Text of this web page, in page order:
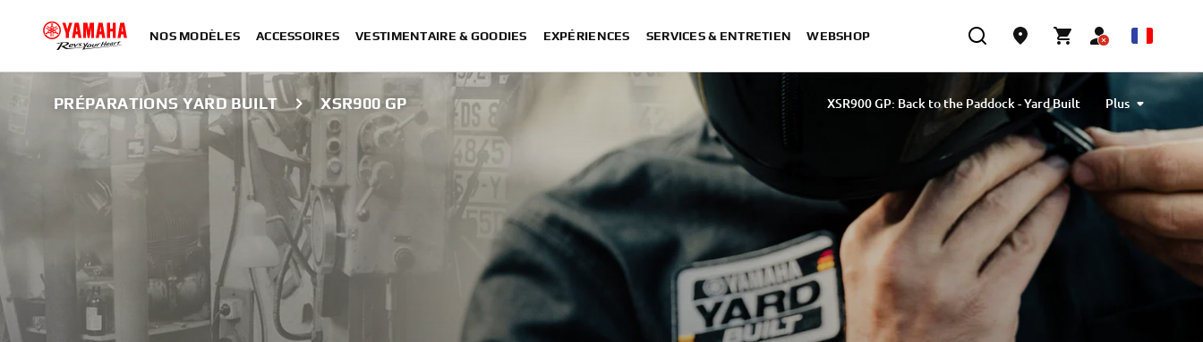
NOS MODÈLES ACCESSOIRES VESTIMENTAIRE & GOODIES EXPÉRIENCES SERVICES & ENTRETIEN WEBSHOP
PRÉPARATIONS YARD BUILT XSR900 GP
XSR900 GP: Back to the Paddock - Yard Built
XSR900 GP: Back to the Paddock - Customisation phase
XSR900 GP: Back to the Paddock - Wheels & Waves festival
Back to the Paddock: by Yamaha Motor Europe
Back to the Paddock: by Yamaha Motor Spain
Back to the Paddock - by Yamaha Motor Europe
Back to the Paddock - by Yamaha Motor UK
XSR900 GP: Back to the Paddock - by Yamaha Motor Scandinavia
Plus